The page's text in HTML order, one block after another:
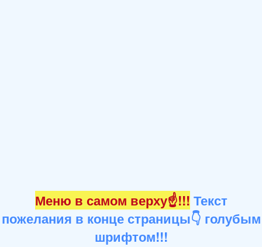
Меню в самом верху☝!!! Текст
пожелания в конце страницы👇 голубым
шрифтом!!!